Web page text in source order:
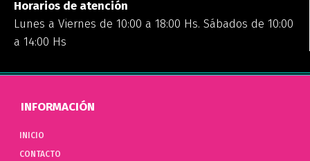
Horarios de atención
Lunes a Viernes de 10:00 a 18:00 Hs. Sábados de 10:00
a 14:00 Hs
INFORMACIÓN
INICIO
CONTACTO